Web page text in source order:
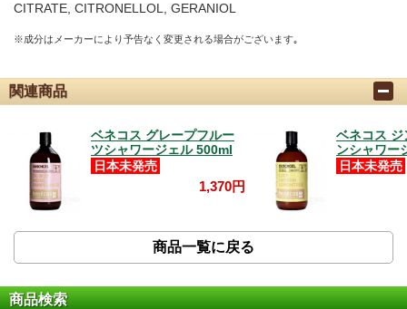
CITRATE, CITRONELLOL, GERANIOL
※成分はメーカーにより予告なく変更される場合がございます｡
関連商品
ベネコス グレープフルー
ツシャワージェル 500ml
日本未発売
1,370円
ベネコス
ンシャワー
日本未発売
商品一覧に戻る
商品検索